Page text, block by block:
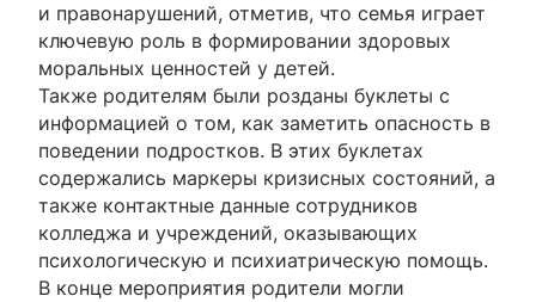
и правонарушений, отметив, что семья играет
ключевую роль в формировании здоровых
моральных ценностей у детей.
Также родителям были розданы буклеты с
информацией о том, как заметить опасность в
поведении подростков. В этих буклетах
содержались маркеры кризисных состояний, а
также контактные данные сотрудников
колледжа и учреждений, оказывающих
психологическую и психиатрическую помощь.
В конце мероприятия родители могли